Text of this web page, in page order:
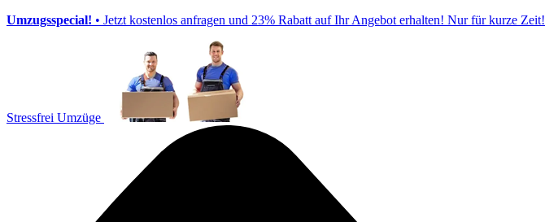
Umzugsspecial! • Jetzt kostenlos anfragen und 23% Rabatt auf Ihr Angebot erhalten! Nur für kurze Zeit!
Stressfrei Umzüge